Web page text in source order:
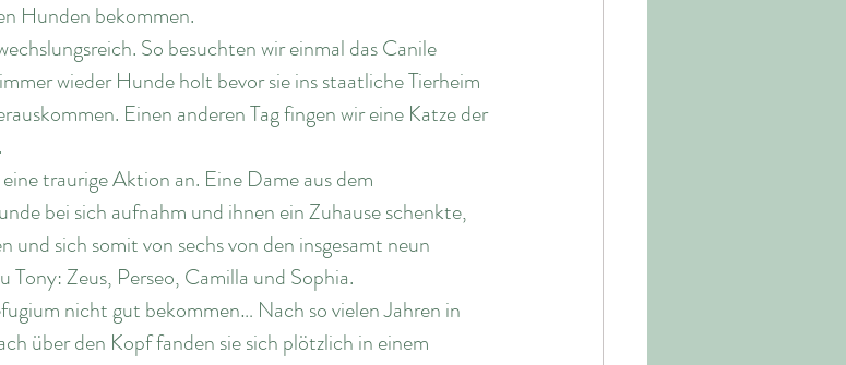
Hunden bekommen.
So besuchten wir einmal das Canile
wieder Hunde holt bevor sie ins staatliche Tierheim
Einen anderen Tag fingen wir eine Katze der
traurige Aktion an. Eine Dame aus dem
bei sich aufnahm und ihnen ein Zuhause schenkte,
und sich somit von sechs von den insgesamt neun
Zeus, Perseo, Camilla und Sophia.
nicht gut bekommen… Nach so vielen Jahren in
über den Kopf fanden sie sich plötzlich in einem